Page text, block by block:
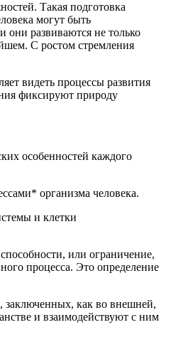
Такая подготовка
могут быть
они развиваются не только
С ростом стремления
видеть процессы развития
фиксируют природу
особенностей каждого
организма человека.
и клетки
или ограничение,
процесса. Это определение
как во внешней,
и взаимодействуют с ним